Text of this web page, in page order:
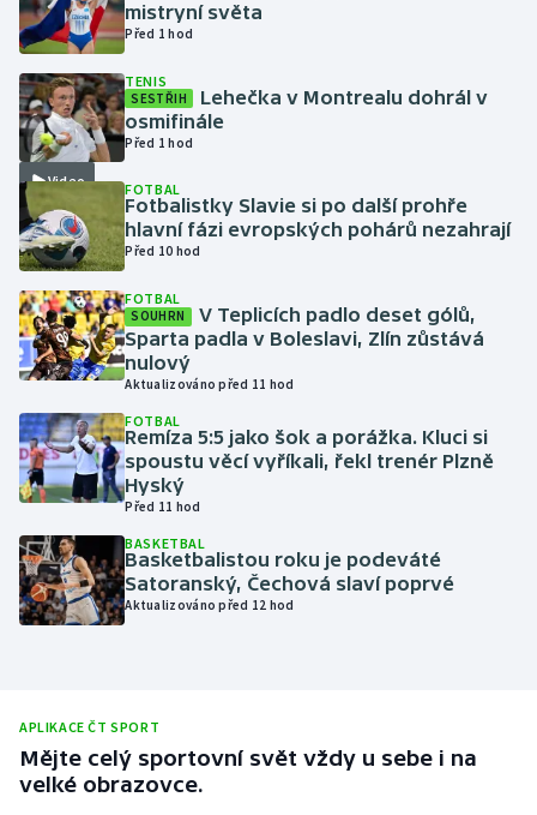
Házená
Jezdectví
Judo
Krasobruslení
Lezení
Lyže a snowboard
Moderní pětiboj
Motorsport
Olympijské hry
Parasport
Plavání
Ragby
Rychlobruslení
mistryní světa
Před 1 hod
Video
TENIS
SESTŘIH
Lehečka v Montrealu dohrál v
osmifinále
Před 1 hod
FOTBAL
Fotbalistky Slavie si po další prohře
hlavní fázi evropských pohárů nezahrají
Před 10 hod
FOTBAL
SOUHRN
V Teplicích padlo deset gólů,
Sparta padla v Boleslavi, Zlín zůstává
nulový
Aktualizováno před 11 hod
FOTBAL
Remíza 5:5 jako šok a porážka. Kluci si
spoustu věcí vyříkali, řekl trenér Plzně
Hyský
Před 11 hod
BASKETBAL
Basketbalistou roku je podeváté
Satoranský, Čechová slaví poprvé
Aktualizováno před 12 hod
APLIKACE ČT SPORT
Mějte celý sportovní svět vždy u sebe i na
velké obrazovce.